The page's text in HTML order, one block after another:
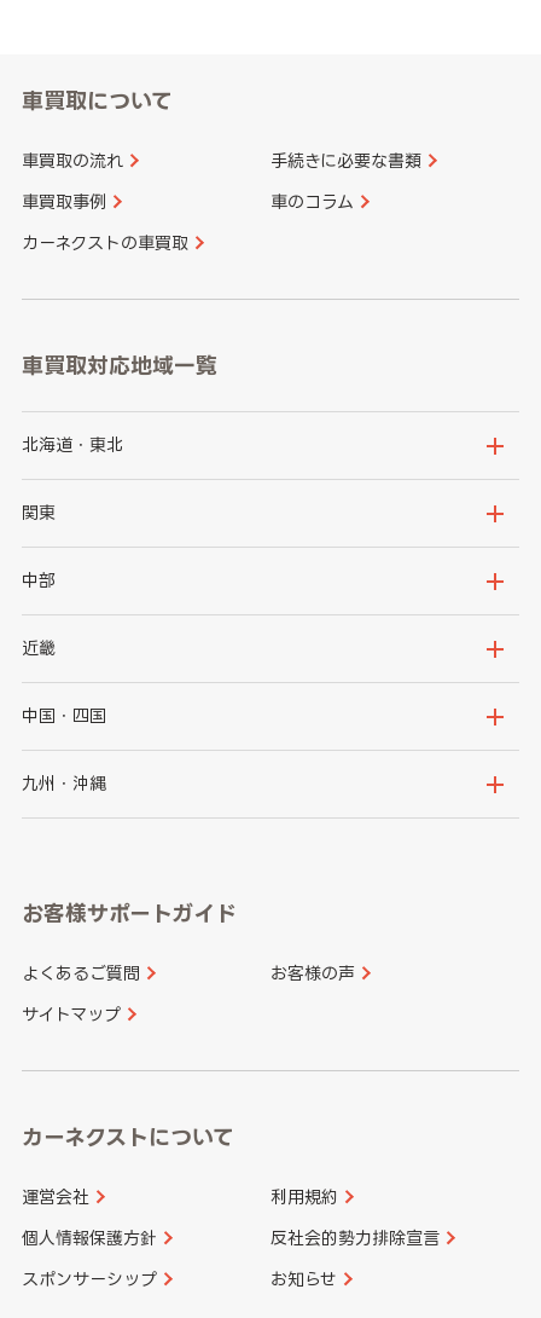
車買取について
車買取の流れ 手続きに必要な書類
車買取事例 車のコラム
カーネクストの車買取
車買取対応地域一覧
北海道・東北
北海道
岩手県
秋田県
関東
茨城県
群馬県
千葉県
神奈川県
中部
新潟県
石川県
山梨県
愛知県
近畿
大阪府
京都府
和歌山県
中国・四国
鳥取県
山口県
香川県 愛媛県
九州・沖縄
長崎県
大分県 宮崎県
お客様サポートガイド
よくあるご質問 お客様の声
サイトマップ
カーネクストについて
運営会社 利用規約
個人情報保護方針 反社会的勢力排除宣言
スポンサーシップ お知らせ